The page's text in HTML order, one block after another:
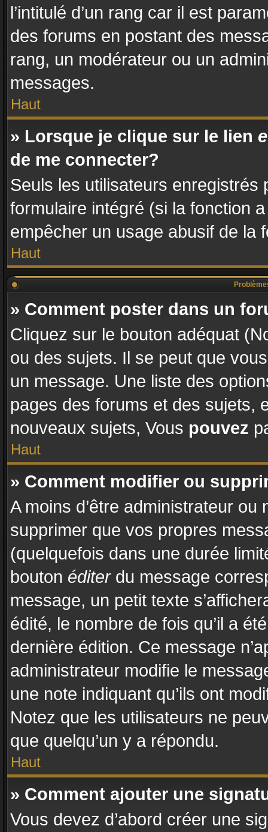
l’intitulé d’un rang car il est
des forums en postant des
rang, un modérateur ou un
messages.
Haut
» Lorsque je clique sur le lien
de me connecter?
Seuls les utilisateurs enregistrés
formulaire intégré (si la fonction
empêcher un usage abusif de la
Haut
» Comment poster dans un
Cliquez sur le bouton adéquat
ou des sujets. Il se peut que
un message. Une liste des
pages des forums et des sujets,
nouveaux sujets, Vous pouvez
Haut
» Comment modifier ou
A moins d’être administrateur
supprimer que vos propres
(quelquefois dans une durée
bouton éditerdu message
message, un petit texte
édité, le nombre de fois qu’il a
dernière édition. Ce message
administrateur modifie le
une note indiquant qu’ils ont
Notez que les utilisateurs ne
que quelqu’un y a répondu.
Haut
» Comment ajouter une
Vous devez d’abord créer une